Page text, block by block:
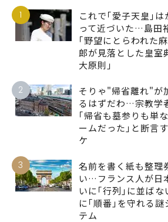
1
これで｢愛子天皇｣は
って近づいた…島田
｢野望にとらわれた
郎が見落とした皇室
大原則｣
2
そりゃ"帰省離れ"が
るはずだわ…宗教学
｢帰省も墓参りも単
ームだった｣と断言
ケ
3
名前を書く紙も整理
い…フランス人が日
いに｢行列｣に並ばな
に｢順番｣を守れる謎
テム